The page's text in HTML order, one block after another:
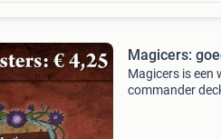
Magicers:
Magicers is een
commander